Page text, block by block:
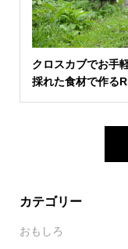
クロスカブでお手
採れた食材で作る
カテゴリー
おもしろ